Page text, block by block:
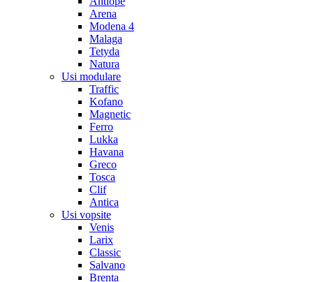
Arena
Modena 4
Malaga
Tetyda
Natura
Usi modulare
Traffic
Kofano
Magnetic
Ferro
Lukka
Havana
Greco
Tosca
Clif
Antica
Usi vopsite
Venis
Larix
Classic
Salvano
Brenta